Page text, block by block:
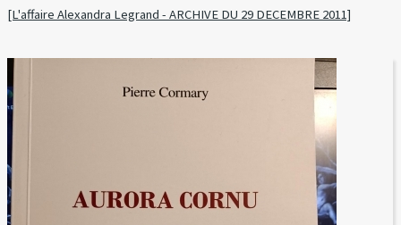
[L'affaire Alexandra Legrand - ARCHIVE DU 29 DECEMBRE 2011]